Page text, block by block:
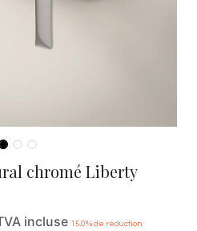
chromé Liberty
incluse 15.0% de réduction